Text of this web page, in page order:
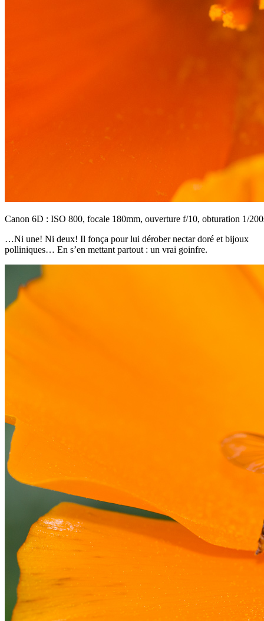
Canon 6D : ISO 800, focale 180mm, ouverture f/10, obturation 1/
…Ni une! Ni deux! Il fonça pour lui dérober nectar doré et bijoux
polliniques… En s’en mettant partout : un vrai goinfre.